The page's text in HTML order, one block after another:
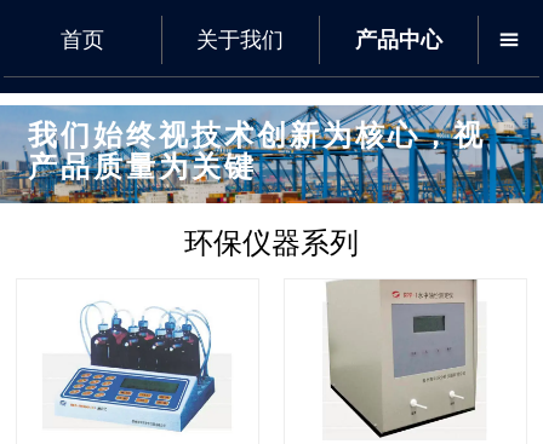
首页 关于我们 产品中心 
我们始终视技术创新为核心，视
产品质量为关键
环保仪器系列